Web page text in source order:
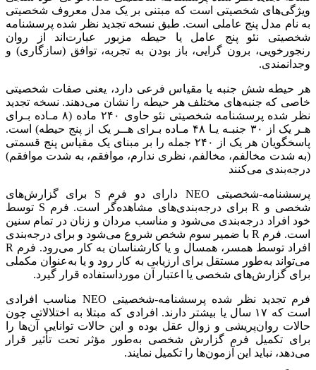
ویژگی‌های شخصیتی است که مبتنی بر یک مدل معروف شخصیتی
به نام مدل پنج عاملی است. طبق نسخه تجدید نظر شده پرسشنامه
شخصیتی نئو پنج عامل یا حیطه مزبور عبارت‌اند از روان
رنجورخویی، برون گرایی، باز بودن به تجربه، توافق (سازگاری) و
وجدانمندی.
هر حیطه شش جنبه یا مقیاس فرعی دارد، یعنی صفات شخصیتی
خاصی که جنبه‌های مختلف هر حیطه را نشان می‌دهند. نسخه تجدید
نظر شده پرسشنامه شخصیتی نئو حاوی ۲۴۰ ماده (۸ مـاده بـرای
هـر یک از ۳۰ جنبـه یـا ۴۸ مـاده بـرای هــر یک از پنج حیطه) است.
پاسخگویان هر یک از ۲۴۰ جمله را بر مبنای یک مقیاس پنج قسمتی
(به شدت مخالفم، مخالفم، نظری ندارم، موافقم، به شدت موافقم)
درجه‌بندی می‌کنند
پرسشنامه-شخصیتی NEO دارای دو فرم S برای گزارش‌های
شخصی و R برای درجه‌بندی‌های مشاهده‌گر است. فرم S توسط
خود افراد درجه‌بندی می‌شود و مناسب مردان و زنان در تمام سنین
است. فرم R با ضمیر سوم شخص شروع می‌شود و برای درجه‌بندی
افراد توسط همسر، همسال و یا کارشناسان به کار می‌رود. فرم R
می‌تواند به‌طور مستقل برای ارزیابی به کار رود و یا به‌عنوان مکملی
برای گزارش‌های شخصی یا اعتبار آن مورداستفاده قرار گیرد.
فرم تجدید نظر شده‌ پرسشنامه-شخصیتی NEO مناسب افرادی
است که ۱۷ سال یا بیشتر دارند. افرادی که مبتلا به اختلالاتی چون
حالات روان‌پریشی و زوال عقل بوده و این حالات توانایی آن‌ها را
برای تکمیل فرم گزارش شخصی به‌طور مؤثر تحت تأثیر قرار
می‌دهد، نباید این آزمون‌ها را تکمیل نمایند.